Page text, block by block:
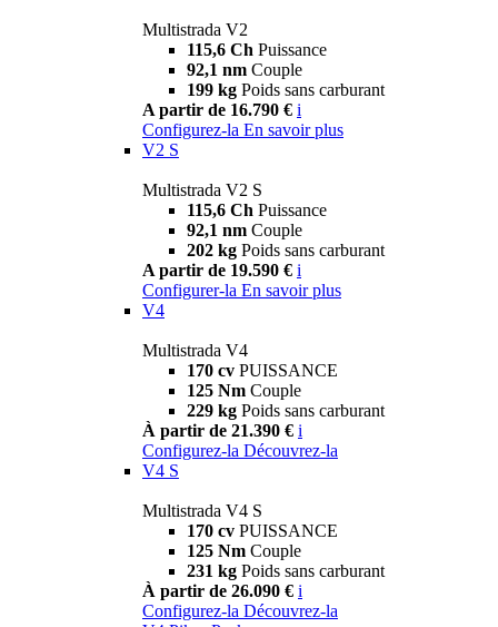
Multistrada V2
115,6 Ch Puissance
92,1 nm Couple
199 kg Poids sans carburant
A partir de 16.790 € i
Configurez-la En savoir plus
V2 S
Multistrada V2 S
115,6 Ch Puissance
92,1 nm Couple
202 kg Poids sans carburant
A partir de 19.590 € i
Configurer-la En savoir plus
V4
Multistrada V4
170 cv PUISSANCE
125 Nm Couple
229 kg Poids sans carburant
À partir de 21.390 € i
Configurez-la Découvrez-la
V4 S
Multistrada V4 S
170 cv PUISSANCE
125 Nm Couple
231 kg Poids sans carburant
À partir de 26.090 € i
Configurez-la Découvrez-la